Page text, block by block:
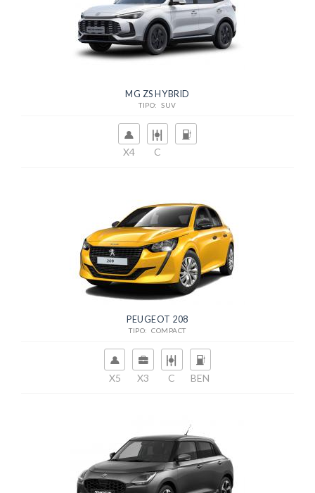
MG ZS HYBRID
TIPO: SUV
X4 C
PEUGEOT 208
TIPO: COMPACT
X5 X3 C BEN